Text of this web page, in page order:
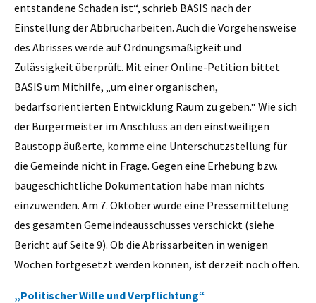
entstandene Schaden ist“, schrieb BASIS nach der
Einstellung der Abbrucharbeiten. Auch die Vorgehensweise
des Abrisses werde auf Ordnungsmäßigkeit und
Zulässigkeit überprüft. Mit einer Online-Petition bittet
BASIS um Mithilfe, „um einer organischen,
bedarfsorientierten Entwicklung Raum zu geben.“ Wie sich
der Bürgermeister im Anschluss an den einstweiligen
Baustopp äußerte, komme eine Unterschutzstellung für
die Gemeinde nicht in Frage. Gegen eine Erhebung bzw.
baugeschichtliche Dokumentation habe man nichts
einzuwenden. Am 7. Oktober wurde eine Pressemittelung
des gesamten Gemeindeausschusses verschickt (siehe
Bericht auf Seite 9). Ob die Abrissarbeiten in wenigen
Wochen fortgesetzt werden können, ist derzeit noch offen.
„Politischer Wille und Verpflichtung“